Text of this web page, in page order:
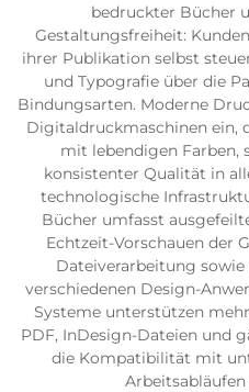
bedruckter Bücher
Gestaltungsfreiheit:
ihrer Publikation selbst
und Typografie über die
Bindungsarten. Moderne
Digitaldruckmaschinen ein,
mit lebendigen Farben,
konsistenter Qualität in
technologische
Bücher umfasst
Echtzeit-Vorschauen der
Dateiverarbeitung
verschiedenen Design-
Systeme unterstützen
PDF, InDesign-Dateien und
die Kompatibilität mit